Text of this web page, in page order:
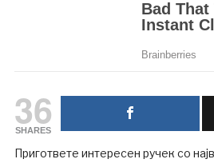
36
SHARES
Пригответе интересен ручек со